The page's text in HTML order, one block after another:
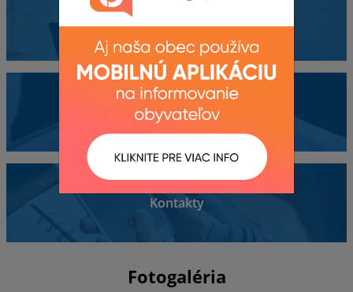
Dokumenty
Kontakty
Fotogaléria